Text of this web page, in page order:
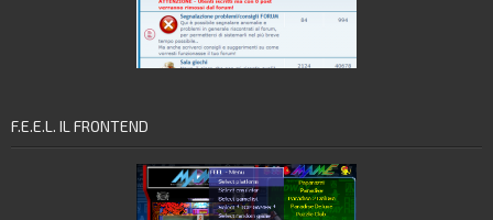
F.E.E.L. IL FRONTEND